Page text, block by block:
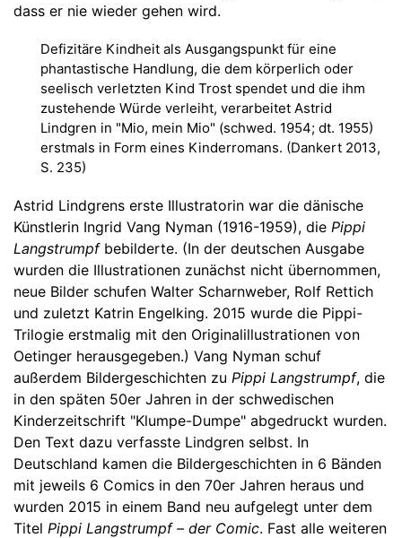
dass er nie wieder gehen wird.
Defizitäre Kindheit als Ausgangspunkt für eine
phantastische Handlung, die dem körperlich oder
seelisch verletzten Kind Trost spendet und die ihm
zustehende Würde verleiht, verarbeitet Astrid
Lindgren in "Mio, mein Mio" (schwed. 1954; dt. 1955)
erstmals in Form eines Kinderromans. (Dankert 2013,
S. 235)
Astrid Lindgrens erste Illustratorin war die dänische
Künstlerin Ingrid Vang Nyman (1916-1959), die Pippi
Langstrumpfbebilderte. (In der deutschen Ausgabe
wurden die Illustrationen zunächst nicht übernommen,
neue Bilder schufen Walter Scharnweber, Rolf Rettich
und zuletzt Katrin Engelking. 2015 wurde die Pippi-
Trilogie erstmalig mit den Originalillustrationen von
Oetinger herausgegeben.) Vang Nyman schuf
außerdem Bildergeschichten zu Pippi Langstrumpf, die
in den späten 50er Jahren in der schwedischen
Kinderzeitschrift "Klumpe-Dumpe" abgedruckt wurden.
Den Text dazu verfasste Lindgren selbst. In
Deutschland kamen die Bildergeschichten in 6 Bänden
mit jeweils 6 Comics in den 70er Jahren heraus und
wurden 2015 in einem Band neu aufgelegt unter dem
Titel Pippi Langstrumpf – der Comic. Fast alle weiteren